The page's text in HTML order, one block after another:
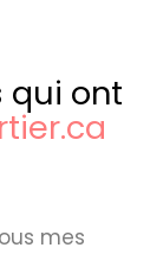
qui ont
mes